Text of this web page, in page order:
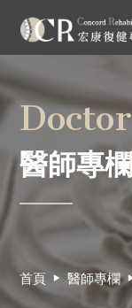
醫師專欄
首頁 醫師專欄